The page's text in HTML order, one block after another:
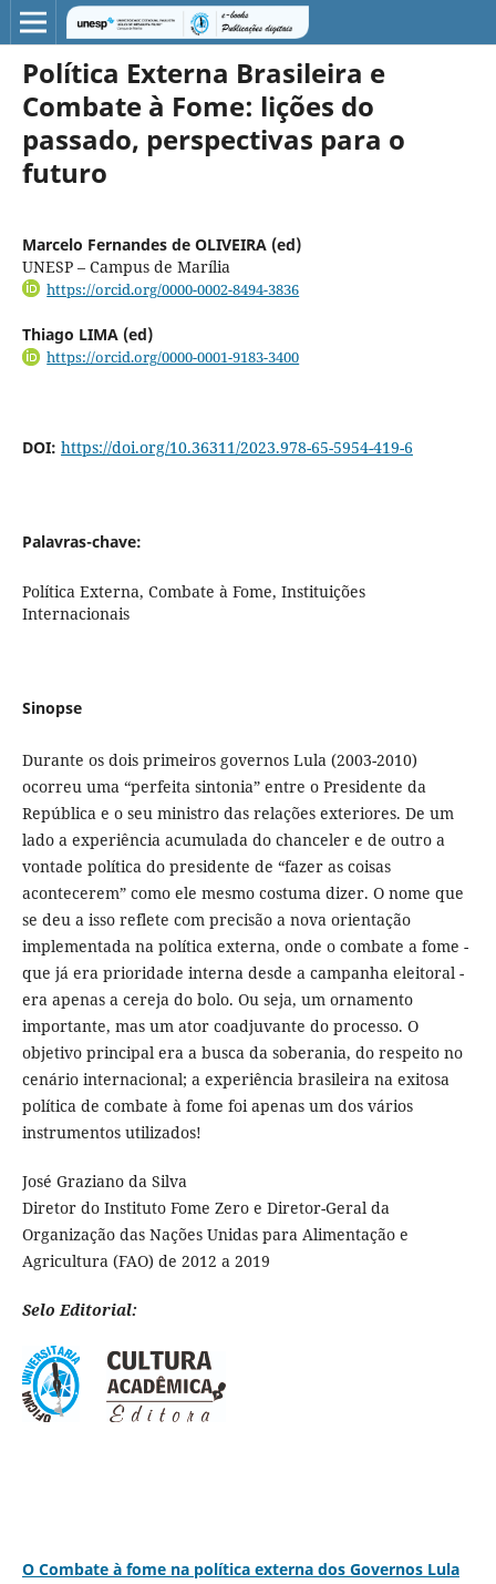
Política Externa Brasileira e
Combate à Fome: lições do
passado, perspectivas para o
futuro
Marcelo Fernandes de OLIVEIRA (ed)
UNESP – Campus de Marília
https://orcid.org/0000-0002-8494-3836
Thiago LIMA (ed)
https://orcid.org/0000-0001-9183-3400
DOI: https://doi.org/10.36311/2023.978-65-5954-419-6
Palavras-chave:
Política Externa, Combate à Fome, Instituições
Internacionais
Sinopse
Durante os dois primeiros governos Lula (2003-2010)
ocorreu uma “perfeita sintonia” entre o Presidente da
República e o seu ministro das relações exteriores. De um
lado a experiência acumulada do chanceler e de outro a
vontade política do presidente de “fazer as coisas
acontecerem” como ele mesmo costuma dizer. O nome que
se deu a isso reflete com precisão a nova orientação
implementada na política externa, onde o combate a fome -
que já era prioridade interna desde a campanha eleitoral -
era apenas a cereja do bolo. Ou seja, um ornamento
importante, mas um ator coadjuvante do processo. O
objetivo principal era a busca da soberania, do respeito no
cenário internacional; a experiência brasileira na exitosa
política de combate à fome foi apenas um dos vários
instrumentos utilizados!
José Graziano da Silva
Diretor do Instituto Fome Zero e Diretor-Geral da
Organização das Nações Unidas para Alimentação e
Agricultura (FAO) de 2012 a 2019
Selo Editorial:
O Combate à fome na política externa dos Governos Lula